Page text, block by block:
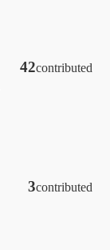
42contributed
3contributed